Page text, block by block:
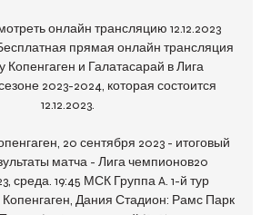
онлайн трансляцию 12.12.2023
прямая онлайн трансляция
Копенгаген и Галатасарай в Лига
2023-2024, которая состоится
12.12.2023.
20 сентября 2023 - итоговый
матча - Лига чемпионов20
среда. 19:45 МСК Группа A. 1-й тур
Дания Стадион: Рамс Парк